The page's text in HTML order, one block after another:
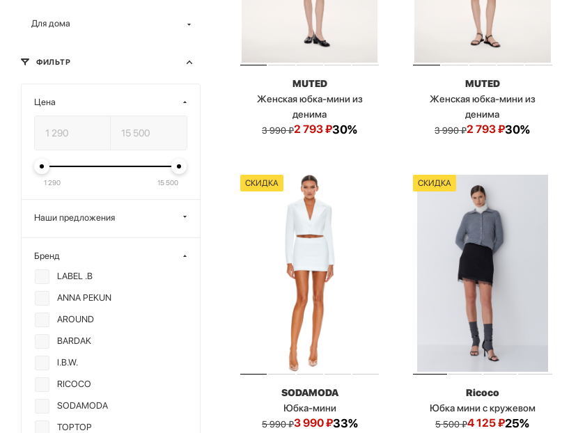
MUTED
Женская юбка-мини из
денима
3 990₽2 793₽30%
MUTED
Женская юбка-мини из
денима
3 990₽2 793₽30%
СКИДКА
SODAMODA
Юбка-мини
5 990₽3 990₽33%
СКИДКА
Ricoco
Юбка мини с кружевом
5 500₽4 125₽25%
Для дома
ФИЛЬТР
Цена
1 290 15 500
Наши предложения
Бренд
LABEL .B
ANNA PEKUN
AROUND
BARDAK
I.B.W.
RICOCO
SODAMODA
TOPTOP